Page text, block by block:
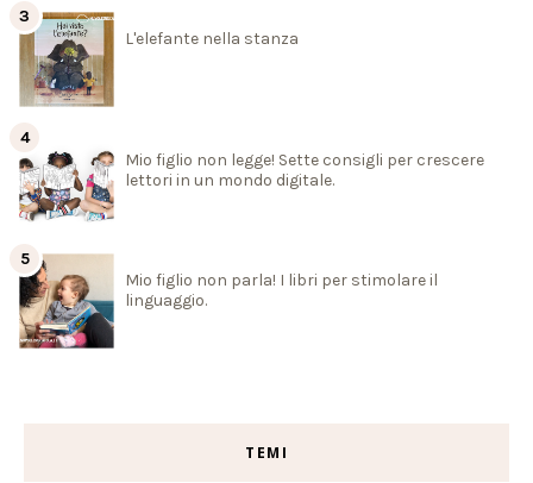
L'elefante nella stanza
Mio figlio non legge! Sette consigli per crescere
lettori in un mondo digitale.
Mio figlio non parla! I libri per stimolare il
linguaggio.
TEMI